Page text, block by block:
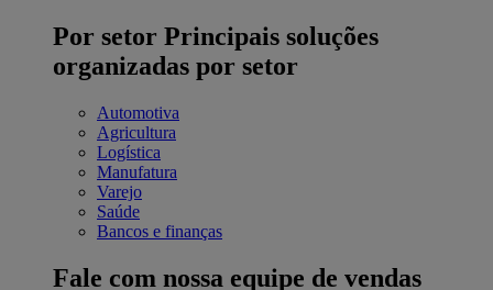
Por setor Principais soluções
organizadas por setor
Automotiva
Agricultura
Logística
Manufatura
Varejo
Saúde
Bancos e finanças
Fale com nossa equipe de vendas